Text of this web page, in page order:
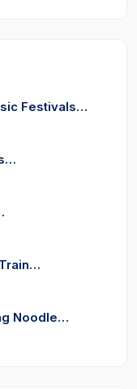
Festivals…
Noodle…